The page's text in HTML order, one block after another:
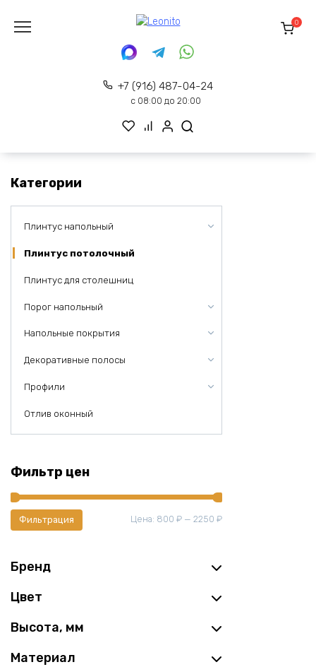
содержанию
+7 (916) 487-04-24
с 08:00 до 20:00
0
Категории
Плинтус напольный
Плинтус потолочный
Плинтус для столешниц
Порог напольный
Напольные покрытия
Декоративные полосы
Профили
Отлив оконный
Фильтр цен
Минимальная
Максимальная
Фильтрация Цена: 800 ₽ — 2250 ₽
Бренд
Цвет
Высота, мм
Материал